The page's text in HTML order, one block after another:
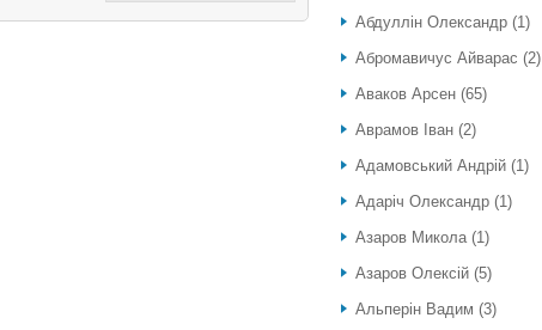
Абдуллін Олександр (1)
Абромавичус Айварас (2)
Аваков Арсен (65)
Аврамов Іван (2)
Адамовський Андрій (1)
Адаріч Олександр (1)
Азаров Микола(1)
Азаров Олексій (5)
Альперін Вадим (3)